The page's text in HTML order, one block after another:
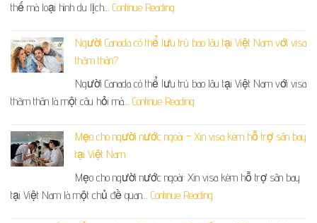
thế mà loại hình du lịch… Continue Reading
Người Canada có thể lưu trú bao lâu tại Việt Nam với visa
thăm thân?
Người Canada có thể lưu trú bao lâu tại Việt Nam với visa
thăm thân là một câu hỏi mà… Continue Reading
Mẹo cho người nước ngoài – Xin visa kèm hỗ trợ sân bay
tại Việt Nam
Mẹo cho người nước ngoài: Xin visa kèm hỗ trợ sân bay
tại Việt Nam là một chủ đề quan… Continue Reading